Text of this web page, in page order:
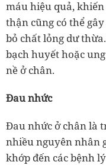
máu hiệu quả,
thận cũng có thể
bỏ chất lỏng dư
bạch huyết hoặc
nề ở chân.
Đau nhức
Đau nhức ở chân là
nhiều nguyên nhân
khớp đến các bệnh